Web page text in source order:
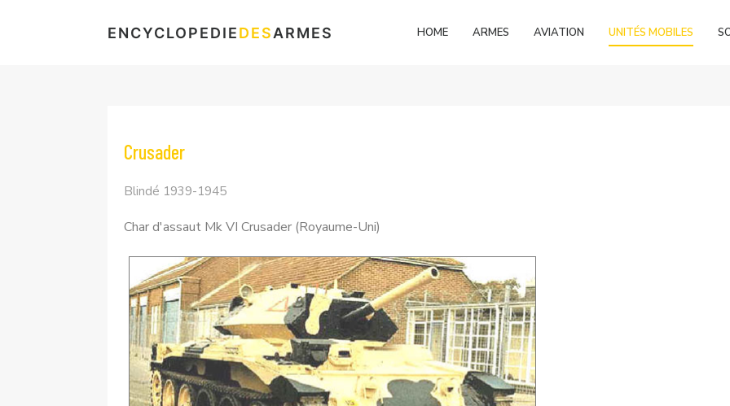
ENCYCLOPEDIEDESARMES HOME ARMES AVIATION UNITÉS MOBILES
Crusader
Blindé 1939-1945
Char d'assaut Mk VI Crusader (Royaume-Uni)